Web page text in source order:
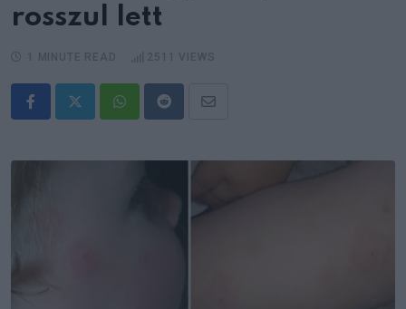
rosszul lett
WhatsappRedditShare
Email